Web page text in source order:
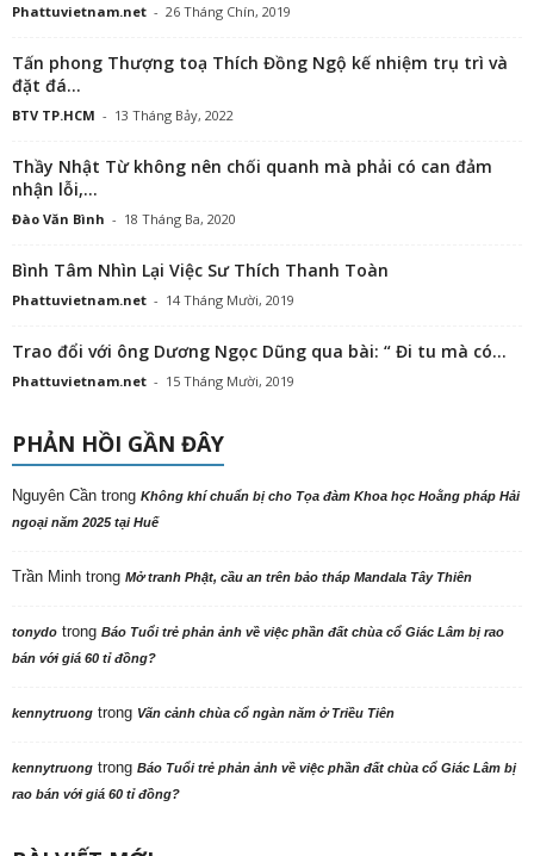
Phattuvietnam.net - 26 Tháng Chín, 2019
Tấn phong Thượng toạ Thích Đồng Ngộ kế nhiệm trụ trì và
đặt đá...
BTV TP.HCM - 13 Tháng Bảy, 2022
Thầy Nhật Từ không nên chối quanh mà phải có can đảm
nhận lỗi,...
Đào Văn Bình - 18 Tháng Ba, 2020
Bình Tâm Nhìn Lại Việc Sư Thích Thanh Toàn
Phattuvietnam.net - 14 Tháng Mười, 2019
Trao đổi với ông Dương Ngọc Dũng qua bài: “ Đi tu mà có...
Phattuvietnam.net - 15 Tháng Mười, 2019
PHẢN HỒI GẦN ĐÂY
Nguyên Cần trong Không khí chuẩn bị cho Tọa đàm Khoa học Hoằng pháp Hải
ngoại năm 2025 tại Huế
Trần Minh trong Mở tranh Phật, cầu an trên bảo tháp Mandala Tây Thiên
tonydo trong Báo Tuổi trẻ phản ảnh về việc phần đất chùa cổ Giác Lâm bị rao
bán với giá 60 tỉ đồng?
kennytruong trong Vãn cảnh chùa cổ ngàn năm ở Triều Tiên
kennytruong trong Báo Tuổi trẻ phản ảnh về việc phần đất chùa cổ Giác Lâm bị
rao bán với giá 60 tỉ đồng?